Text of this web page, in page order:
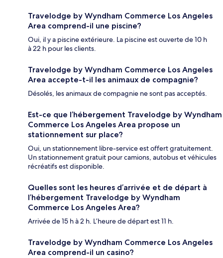
Travelodge by Wyndham Commerce Los Angeles
Area comprend-il une piscine?
Oui, il y a piscine extérieure. La piscine est ouverte de 10 h
à 22 h pour les clients.
Travelodge by Wyndham Commerce Los Angeles
Area accepte-t-il les animaux de compagnie?
Désolés, les animaux de compagnie ne sont pas acceptés.
Est-ce que l’hébergement Travelodge by Wyndham
Commerce Los Angeles Area propose un
stationnement sur place?
Oui, un stationnement libre-service est offert gratuitement.
Un stationnement gratuit pour camions, autobus et véhicules
récréatifs est disponible.
Quelles sont les heures d’arrivée et de départ à
l’hébergement Travelodge by Wyndham
Commerce Los Angeles Area?
Arrivée de 15 h à 2 h. L’heure de départ est 11 h.
Travelodge by Wyndham Commerce Los Angeles
Area comprend-il un casino?